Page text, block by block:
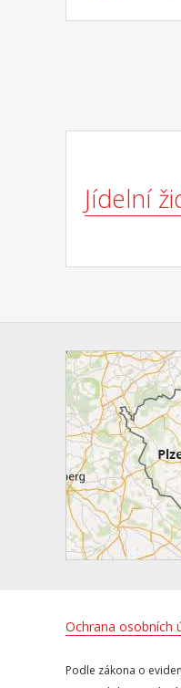
Jídelní
Ochrana osobních
Podle zákona o